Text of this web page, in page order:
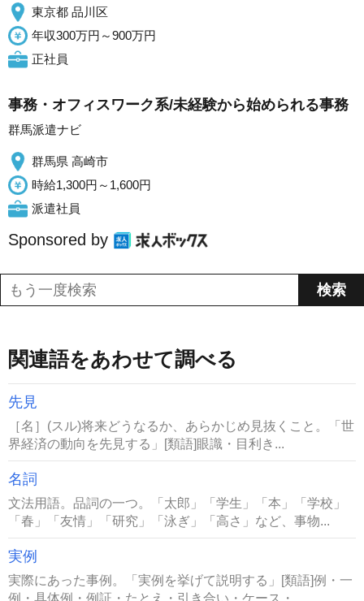
東京都 品川区
年収300万円～900万円
正社員
事務・オフィスワーク系/未経験から始められる事務
群馬派遣ナビ
群馬県 高崎市
時給1,300円～1,600円
派遣社員
Sponsored by
関連語をあわせて調べる
先見
［名］(スル)将来どうなるか、あらかじめ見抜くこと。「世
界経済の動向を先見する」[類語]眼識・目利き...
名詞
文法用語。品詞の一つ。「太郎」「学生」「本」「学校」
「春」「友情」「研究」「泳ぎ」「高さ」など、事物...
実例
実際にあった事例。「実例を挙げて説明する」[類語]例・一
例・具体例・例証・たとえ・引き合い・ケース・...